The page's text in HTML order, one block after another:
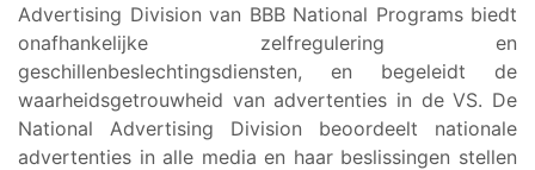
Advertising Division van BBB National Programs biedt
onafhankelijke zelfregulering en
geschillenbeslechtingsdiensten, en begeleidt de
waarheidsgetrouwheid van advertenties in de VS. De
National Advertising Division beoordeelt nationale
advertenties in alle media en haar beslissingen stellen